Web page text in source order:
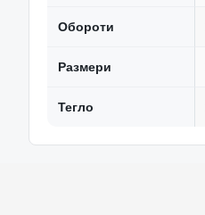
Обороти
Размери
Тегло